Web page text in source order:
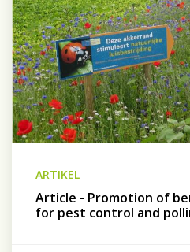
ARTIKEL
Article - Promotion of
for pest control and